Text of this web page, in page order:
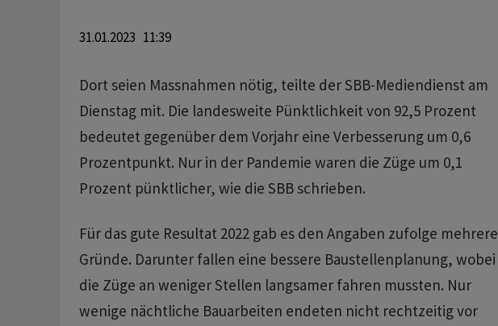
31.01.2023 11:39
Dort seien Massnahmen nötig, teilte der SBB-Mediendienst am
Dienstag mit. Die landesweite Pünktlichkeit von 92,5 Prozent
bedeutet gegenüber dem Vorjahr eine Verbesserung um 0,6
Prozentpunkt. Nur in der Pandemie waren die Züge um 0,1
Prozent pünktlicher, wie die SBB schrieben.
Für das gute Resultat 2022 gab es den Angaben zufolge mehrere
Gründe. Darunter fallen eine bessere Baustellenplanung, wobei
die Züge an weniger Stellen langsamer fahren mussten. Nur
wenige nächtliche Bauarbeiten endeten nicht rechtzeitig vor